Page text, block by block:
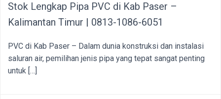
Stok Lengkap Pipa PVC di Kab Paser –
Kalimantan Timur | 0813-1086-6051
PVC di Kab Paser – Dalam dunia konstruksi dan instalasi
saluran air, pemilihan jenis pipa yang tepat sangat penting
untuk […]